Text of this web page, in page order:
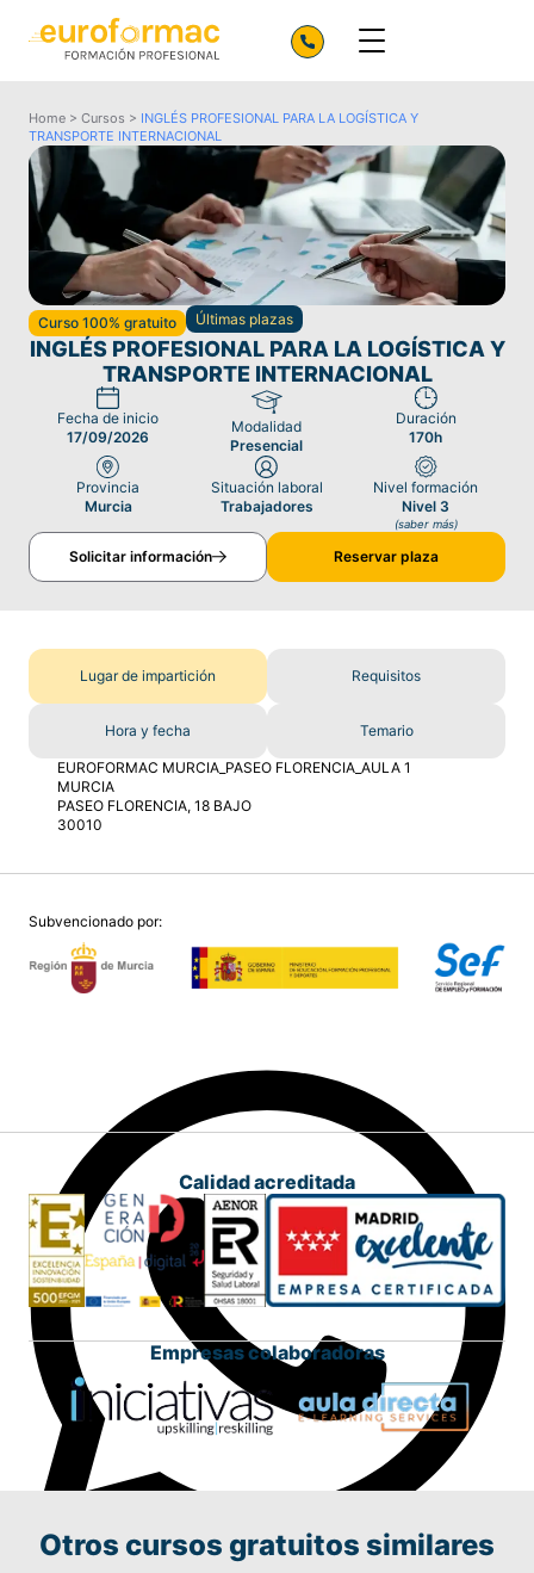
Home > Cursos > INGLÉS PROFESIONAL PARA LA LOGÍSTICA Y
TRANSPORTE INTERNACIONAL
Curso 100% gratuito Últimas plazas
INGLÉS PROFESIONAL PARA LA LOGÍSTICA Y
TRANSPORTE INTERNACIONAL
Fecha de inicio
17/09/2026
Modalidad
Presencial
Duración
170h
Provincia
Murcia
Situación laboral
Trabajadores
Nivel formación
Nivel 3
(saber más)
Solicitar información Reservar plaza
Lugar de impartición Requisitos
Hora y fecha Temario
EUROFORMAC MURCIA_PASEO FLORENCIA_AULA 1
MURCIA
PASEO FLORENCIA, 18 BAJO
30010
Subvencionado por:
Calidad acreditada
Empresas colaboradoras
Otros cursos gratuitos similares